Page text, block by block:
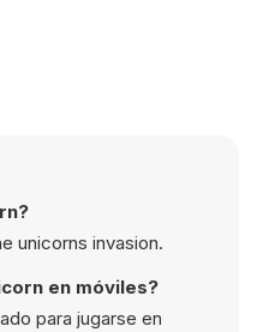
unicorns invasion.
en móviles?
para jugarse en